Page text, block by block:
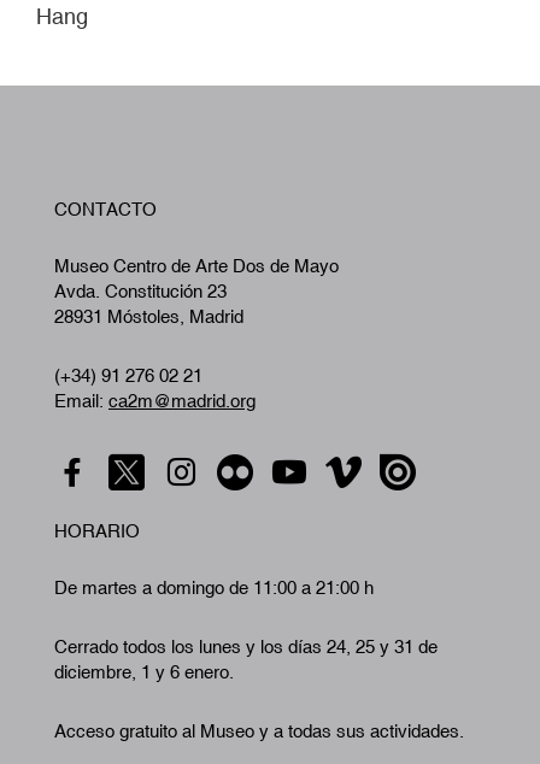
Hang
CONTACTO
Museo Centro de Arte Dos de Mayo
Avda. Constitución 23
28931 Móstoles, Madrid
(+34) 91 276 02 21
Email: ca2m@madrid.org
HORARIO
De martes a domingo de 11:00 a 21:00 h
Cerrado todos los lunes y los días 24, 25 y 31 de
diciembre, 1 y 6 enero.
Acceso gratuito al Museo y a todas sus actividades.